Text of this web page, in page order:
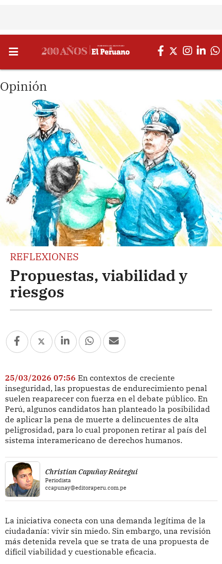
Opinión
REFLEXIONES
Propuestas, viabilidad y
riesgos
25/03/2026 07:56 En contextos de creciente
inseguridad, las propuestas de endurecimiento penal
suelen reaparecer con fuerza en el debate público. En
Perú, algunos candidatos han planteado la posibilidad
de aplicar la pena de muerte a delincuentes de alta
peligrosidad, para lo cual proponen retirar al país del
sistema interamericano de derechos humanos.
Christian Capuñay Reátegui
Periodista
ccapunay@editoraperu.com.pe
La iniciativa conecta con una demanda legítima de la
ciudadanía: vivir sin miedo. Sin embargo, una revisión
más detenida revela que se trata de una propuesta de
difícil viabilidad y cuestionable eficacia.